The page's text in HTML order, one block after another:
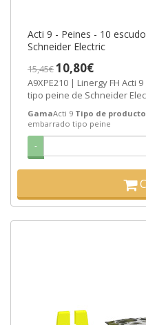
Acti 9 - Peines - 10
Schneider Electric
15,45€10,80€
A9XPE210 | Linergy FH Acti 9 Cubierta lateral de embarrado
tipo peine de Schneider
GamaActi 9 Tipo de
embarrado tipo peine
-